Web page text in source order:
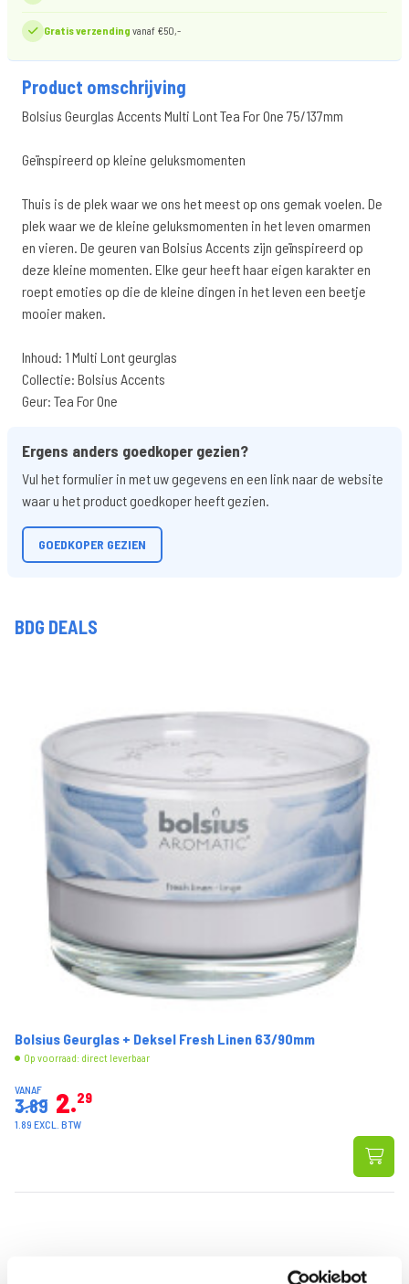
Gratis verzending vanaf €50,-
Product omschrijving
Bolsius Geurglas Accents Multi Lont Tea For One 75/137mm
Geïnspireerd op kleine geluksmomenten
Thuis is de plek waar we ons het meest op ons gemak voelen. De
plek waar we de kleine geluksmomenten in het leven omarmen
en vieren. De geuren van Bolsius Accents zijn geïnspireerd op
deze kleine momenten. Elke geur heeft haar eigen karakter en
roept emoties op die de kleine dingen in het leven een beetje
mooier maken.
Inhoud: 1 Multi Lont geurglas
Collectie: Bolsius Accents
Geur: Tea For One
Ergens anders goedkoper gezien?
Vul het formulier in met uw gegevens en een link naar de website
waar u het product goedkoper heeft gezien.
GOEDKOPER GEZIEN
BDG DEALS
Bolsius Geurglas + Deksel Fresh Linen 63/90mm
Op voorraad: direct leverbaar
VANAF
3.89 2 29
1.89 EXCL. BTW